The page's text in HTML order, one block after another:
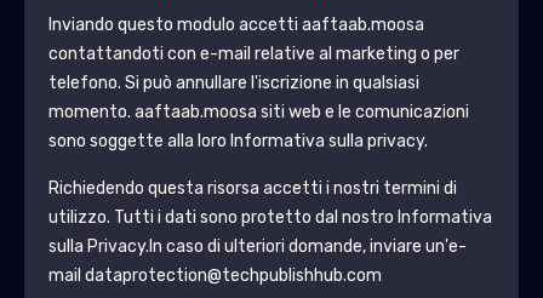
Inviando questo modulo accetti aaftaab.moosa
contattandoti con e-mail relative al marketing o per
telefono. Si può annullare l'iscrizione in qualsiasi
momento. aaftaab.moosa siti web e le comunicazioni
sono soggette alla loro Informativa sulla privacy.
Richiedendo questa risorsa accetti i nostri termini di
utilizzo. Tutti i dati sono protetto dal nostro Informativa
sulla Privacy.In caso di ulteriori domande, inviare un'e-
mail dataprotection@techpublishhub.com